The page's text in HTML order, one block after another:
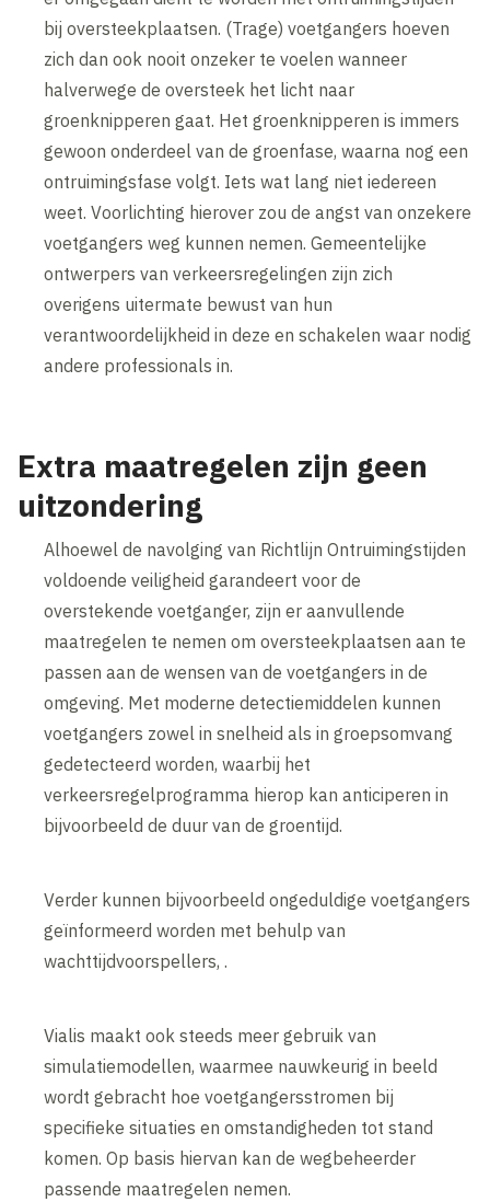
bij oversteekplaatsen. (Trage) voetgangers hoeven
zich dan ook nooit onzeker te voelen wanneer
halverwege de oversteek het licht naar
groenknipperen gaat. Het groenknipperen is immers
gewoon onderdeel van de groenfase, waarna nog een
ontruimingsfase volgt. Iets wat lang niet iedereen
weet. Voorlichting hierover zou de angst van onzekere
voetgangers weg kunnen nemen. Gemeentelijke
ontwerpers van verkeersregelingen zijn zich
overigens uitermate bewust van hun
verantwoordelijkheid in deze en schakelen waar nodig
andere professionals in.
Extra maatregelen zijn geen
uitzondering
Alhoewel de navolging van Richtlijn Ontruimingstijden
voldoende veiligheid garandeert voor de
overstekende voetganger, zijn er aanvullende
maatregelen te nemen om oversteekplaatsen aan te
passen aan de wensen van de voetgangers in de
omgeving. Met moderne detectiemiddelen kunnen
voetgangers zowel in snelheid als in groepsomvang
gedetecteerd worden, waarbij het
verkeersregelprogramma hierop kan anticiperen in
bijvoorbeeld de duur van de groentijd.
Verder kunnen bijvoorbeeld ongeduldige voetgangers
geïnformeerd worden met behulp van
wachttijdvoorspellers, .
Vialis maakt ook steeds meer gebruik van
simulatiemodellen, waarmee nauwkeurig in beeld
wordt gebracht hoe voetgangersstromen bij
specifieke situaties en omstandigheden tot stand
komen. Op basis hiervan kan de wegbeheerder
passende maatregelen nemen.